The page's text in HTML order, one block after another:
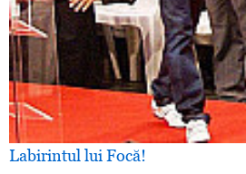
Labirintul lui Focă!